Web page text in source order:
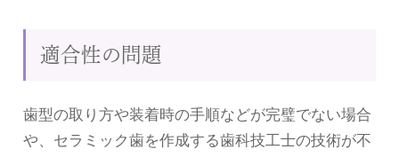
適合性の問題
歯型の取り方や装着時の手順などが完璧でない場合
や、セラミック歯を作成する歯科技工士の技術が不